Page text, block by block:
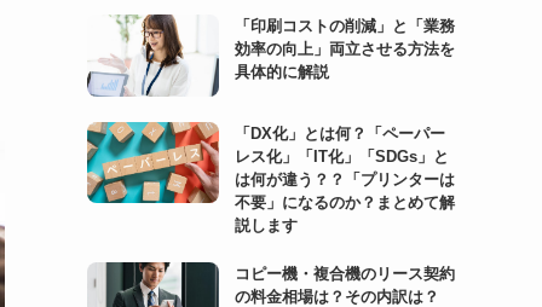
「印刷コストの削減」と「業務
効率の向上」両立させる方法を
具体的に解説
「DX化」とは何？「ペーパー
レス化」「IT化」「SDGs」と
は何が違う？？「プリンターは
不要」になるのか？まとめて解
説します
コピー機・複合機のリース契約
の料金相場は？その内訳は？